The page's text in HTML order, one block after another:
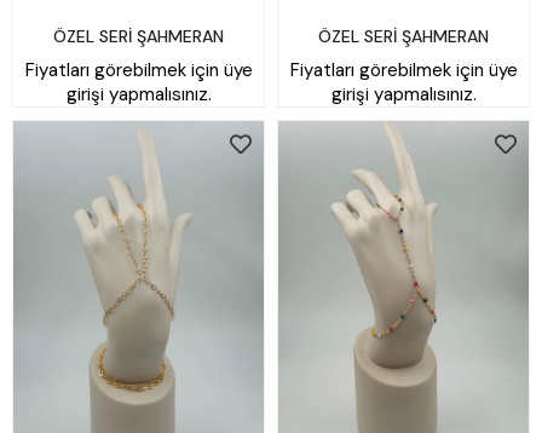
ÖZEL SERİ ŞAHMERAN
Fiyatları görebilmek için üye
girişi yapmalısınız.
ÖZEL SERİ ŞAHMERAN
Fiyatları görebilmek için üye
girişi yapmalısınız.